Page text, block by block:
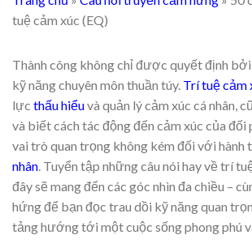
tuệ cảm xúc (EQ)
Thành công không chỉ được quyết định
kỹ năng chuyên môn thuần túy. Trí tuệ cảm
lực thấu hiểuvà quản lý cảm xúc cá nhân,
và biết cách tác động đến cảm xúc của đối
vai trò quan trọng không kém đối với hành
nhân. Tuyển tập những câu nói hay về trí
đây sẽ mang đến các góc nhìn đa chiều –
hứng để bạn đọc trau dồi kỹ năng quan
tảng hướng tới một cuộc sống phong phú